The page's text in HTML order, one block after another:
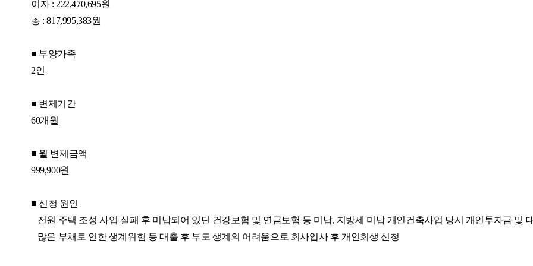
이자 : 222,470,695원
총 : 817,995,383원
■ 부양가족
2인
■ 변제기간
60개월
■ 월 변제금액
999,900원
■ 신청 원인
전원 주택 조성 사업 실패 후 미납되어 있던 건강보험 및 연금보험 등 미납, 지방세 미납개인건축사업 당시 개인투자금 및
많은 부채로 인한 생계위험 등 대출 후 부도 생계의 어려움으로 회사입사 후 개인회생 신청